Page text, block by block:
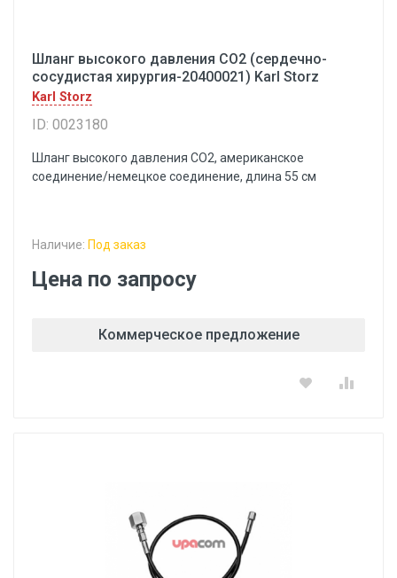
Шланг высокого давления СО2 (сердечно-
сосудистая хирургия-20400021) Karl Storz
Karl Storz
ID: 0023180
Шланг высокого давления СО2, американское
соединение/немецкое соединение, длина 55 см
Наличие: Под заказ
Цена по запросу
Коммерческое предложение